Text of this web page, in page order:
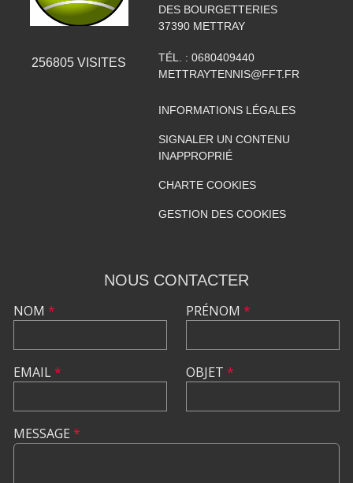
256805 VISITES
DES BOURGETTERIES
37390 METTRAY
TÉL. : 0680409440
METTRAYTENNIS@FFT.FR
INFORMATIONS LÉGALES
SIGNALER UN CONTENU
INAPPROPRIÉ
CHARTE COOKIES
GESTION DES COOKIES
NOUS CONTACTER
NOM *
EMAIL*
PRÉNOM *
OBJET *
MESSAGE *